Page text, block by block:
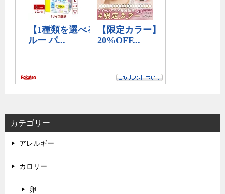
カテゴリー
アレルギー
カロリー
卵